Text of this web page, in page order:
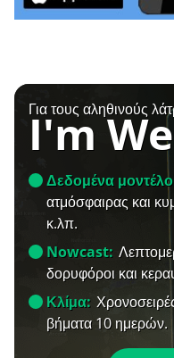
Για τους αληθινούς
I'm
Δεδομένα
ατμόσφαιρας και
κ.λπ.
Nowcast:
δορυφόροι και
Κλίμα:
βήματα 10 ημερών.